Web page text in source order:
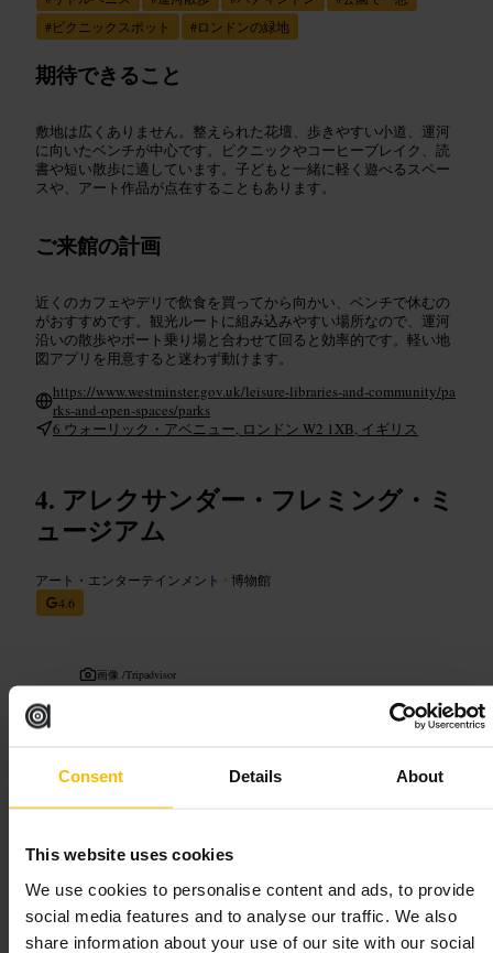
Consent Details About
This website uses cookies
We use cookies to personalise content and ads, to provide
social media features and to analyse our traffic. We also
share information about your use of our site with our social
#ピクニックスポット #ロンドンの緑地
期待できること
敷地は広くありません。整えられた花壇、歩きやすい小道、運河
に向いたベンチが中心です。ピクニックやコーヒーブレイク、読
書や短い散歩に適しています。子どもと一緒に軽く遊べるスペー
スや、アート作品が点在することもあります。
ご来館の計画
近くのカフェやデリで飲食を買ってから向かい、ベンチで休むの
がおすすめです。観光ルートに組み込みやすい場所なので、運河
沿いの散歩やボート乗り場と合わせて回ると効率的です。軽い地
図アプリを用意すると迷わず動けます。
https://www.westminster.gov.uk/leisure-libraries-and-community/pa
rks-and-open-spaces/parks
6 ウォーリック・アベニュー, ロンドン W2 1XB, イギリス
アレクサンダー・フレミング・ミ
ュージアム
アート・エンターテインメント •博物館
4.6
画像 /Tripadvisor
研究室”
向いている
ロンドン散策